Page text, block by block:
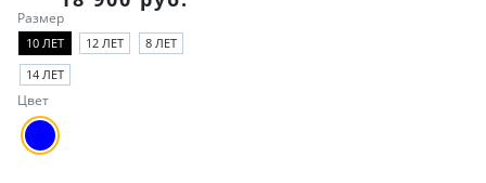
Размер
10 ЛЕТ 12 ЛЕТ
8 ЛЕТ
14 ЛЕТ
Цвет